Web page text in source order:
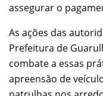
assegurar o
As ações das
Prefeitura de
combate a essas
apreensão de